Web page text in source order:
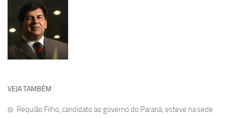
VEJA TAMBÉM
Requião Filho, candidato ao governo do Paraná, esteve na sede